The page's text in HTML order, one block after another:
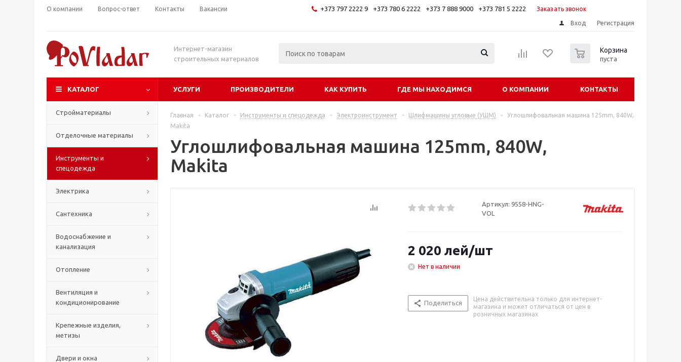
О компании Вопрос-ответ Контакты Вакансии +373 797 2222 9 +373 780 6 2222 +373 7 888 9000 +373 781 5 2222 Заказать звонок
Вход Регистрация
Интернет-магазин
строительных материалов
Корзина
пуста
КАТАЛОГ УСЛУГИ ПРОИЗВОДИТЕЛИ КАК КУПИТЬ ГДЕ МЫ НАХОДИМСЯ О КОМПАНИИ КОНТАКТЫ
Стройматериалы
Отделочные материалы
Инструменты и
спецодежда
Электрика
Сантехника
Водоснабжение и
канализация
Отопление
Вентиляция и
кондиционирование
Крепежные изделия,
метизы
Двери и окна
Главная - Каталог - Инструменты и спецодежда - Электроинструмент - Шлифмашины угловые (УШМ) -
Углошлифовальная машина 125mm, 840W,
Makita
Углошлифовальная машина 125mm, 840W,
Makita
Артикул: 9558-HNG-
VOL
2 020 лей/шт
Нет в наличии
Поделиться
Цена действительна только для интернет-
магазина и может отличаться от цен в
розничных магазинах